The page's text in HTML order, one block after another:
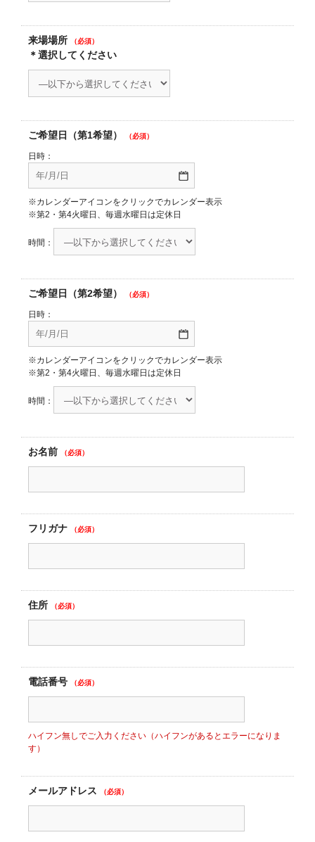
来場場所 （必須）
＊選択してください
ご希望日（第1希望） （必須）
日時：
※カレンダーアイコンをクリックでカレンダー表示
※第2・第4火曜日、毎週水曜日は定休日
時間：
ご希望日（第2希望） （必須）
日時：
※カレンダーアイコンをクリックでカレンダー表示
※第2・第4火曜日、毎週水曜日は定休日
時間：
お名前 （必須）
フリガナ （必須）
住所 （必須）
電話番号 （必須）
ハイフン無しでご入力ください（ハイフンがあるとエラーになりま
す）
メールアドレス （必須）